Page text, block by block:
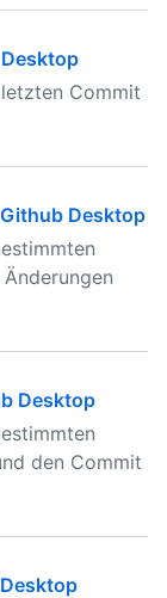
Commit
Desktop
Desktop
den Commit